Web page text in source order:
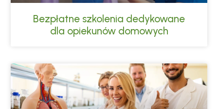
Bezpłatne szkolenia dedykowane
dla opiekunów domowych